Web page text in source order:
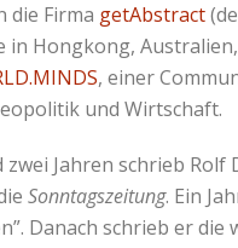
die Firma getAbstract
in Hongkong,
, einer
und Wirtschaft.
zwei Jahren schrieb
Sonntagszeitung. Ein
Danach schrieb er